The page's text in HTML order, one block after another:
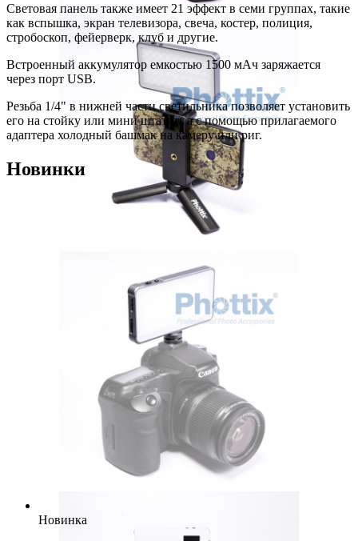
Световая панель также имеет 21 эффект в семи группах, такие
как вспышка, экран телевизора, свеча, костер, полиция,
стробоскоп, фейерверк, клуб и другие.
Встроенный аккумулятор емкостью 1500 мАч заряжается
через порт USB.
Резьба 1/4" в нижней части светильника позволяет установить
его на стойку или мини штатив, а с помощью прилагаемого
адаптера холодный башмак на камеру или риг.
Новинки
Новинка